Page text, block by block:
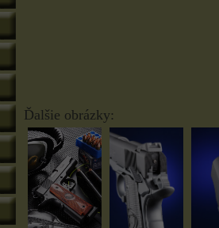
Ďalšie obrázky: